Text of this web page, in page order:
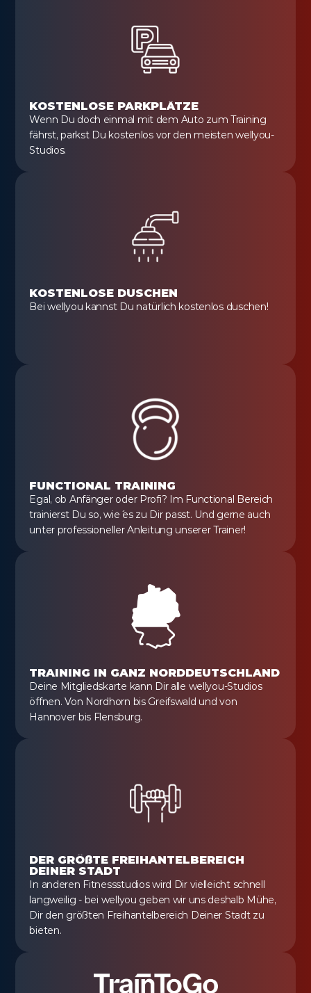
KOSTENLOSE PARKPLÄTZE
Wenn Du doch einmal mit dem Auto zum Training
fährst, parkst Du kostenlos vor den meisten wellyou-
Studios.
KOSTENLOSE DUSCHEN
Bei wellyou kannst Du natürlich kostenlos duschen!
FUNCTIONAL TRAINING
Egal, ob Anfänger oder Profi? Im Functional Bereich
trainierst Du so, wie´ es zu Dir passt. Und gerne auch
unter professioneller Anleitung unserer Trainer!
TRAINING IN GANZ NORDDEUTSCHLAND
Deine Mitgliedskarte kann Dir alle wellyou-Studios
öffnen. Von Nordhorn bis Greifswald und von
Hannover bis Flensburg.
DER GRÖßTE FREIHANTELBEREICH
DEINER STADT
In anderen Fitnessstudios wird Dir vielleicht schnell
langweilig - bei wellyou geben wir uns deshalb Mühe,
Dir den größten Freihantelbereich Deiner Stadt zu
bieten.